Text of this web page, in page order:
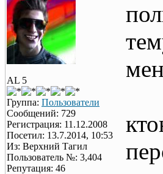
AL 5
Группа: Пользователи
Сообщений: 729
Регистрация: 11.12.2008
Посетил: 13.7.2014, 10:53
Из: Верхний Тагил
Пользователь №: 3,404
Репутация: 46